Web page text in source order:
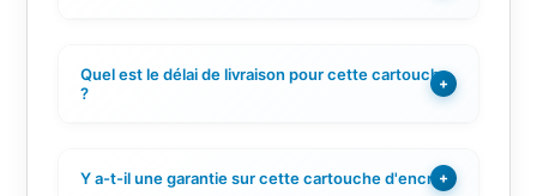
Quel est le délai de livraison pour cette cartouche
?
+
Y a-t-il une garantie sur cette cartouche d'encre ?
+